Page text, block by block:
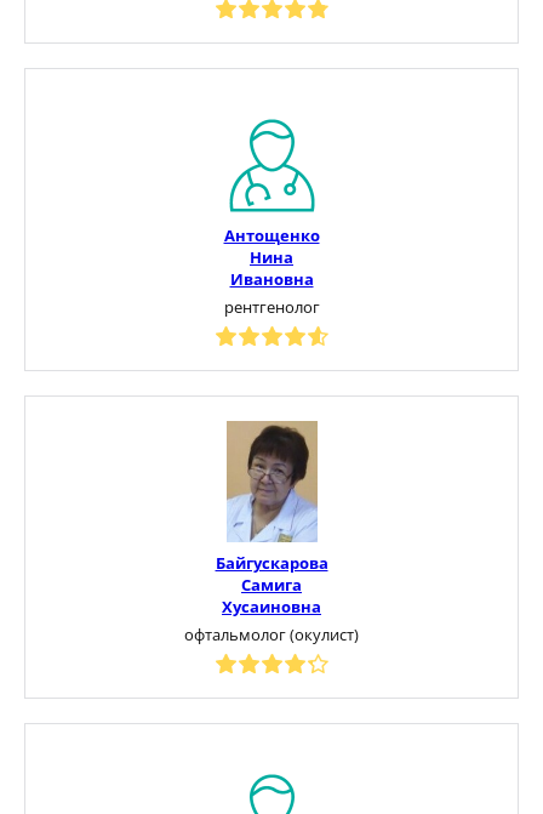
Антощенко
Нина
Ивановна
рентгенолог
Байгускарова
Самига
Хусаиновна
офтальмолог (окулист)